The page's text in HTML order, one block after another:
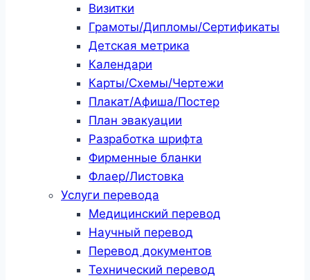
Визитки
Грамоты/Дипломы/Сертификаты
Детская метрика
Календари
Карты/Схемы/Чертежи
Плакат/Афиша/Постер
План эвакуации
Разработка шрифта
Фирменные бланки
Флаер/Листовка
Услуги перевода
Медицинский перевод
Научный перевод
Перевод документов
Технический перевод